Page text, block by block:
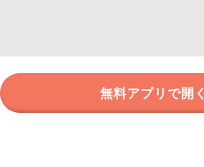
無料アプリで開く